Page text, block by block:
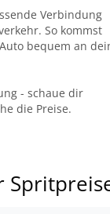
Verbindung
So kommst
bequem an
- schaue dir
die Preise.